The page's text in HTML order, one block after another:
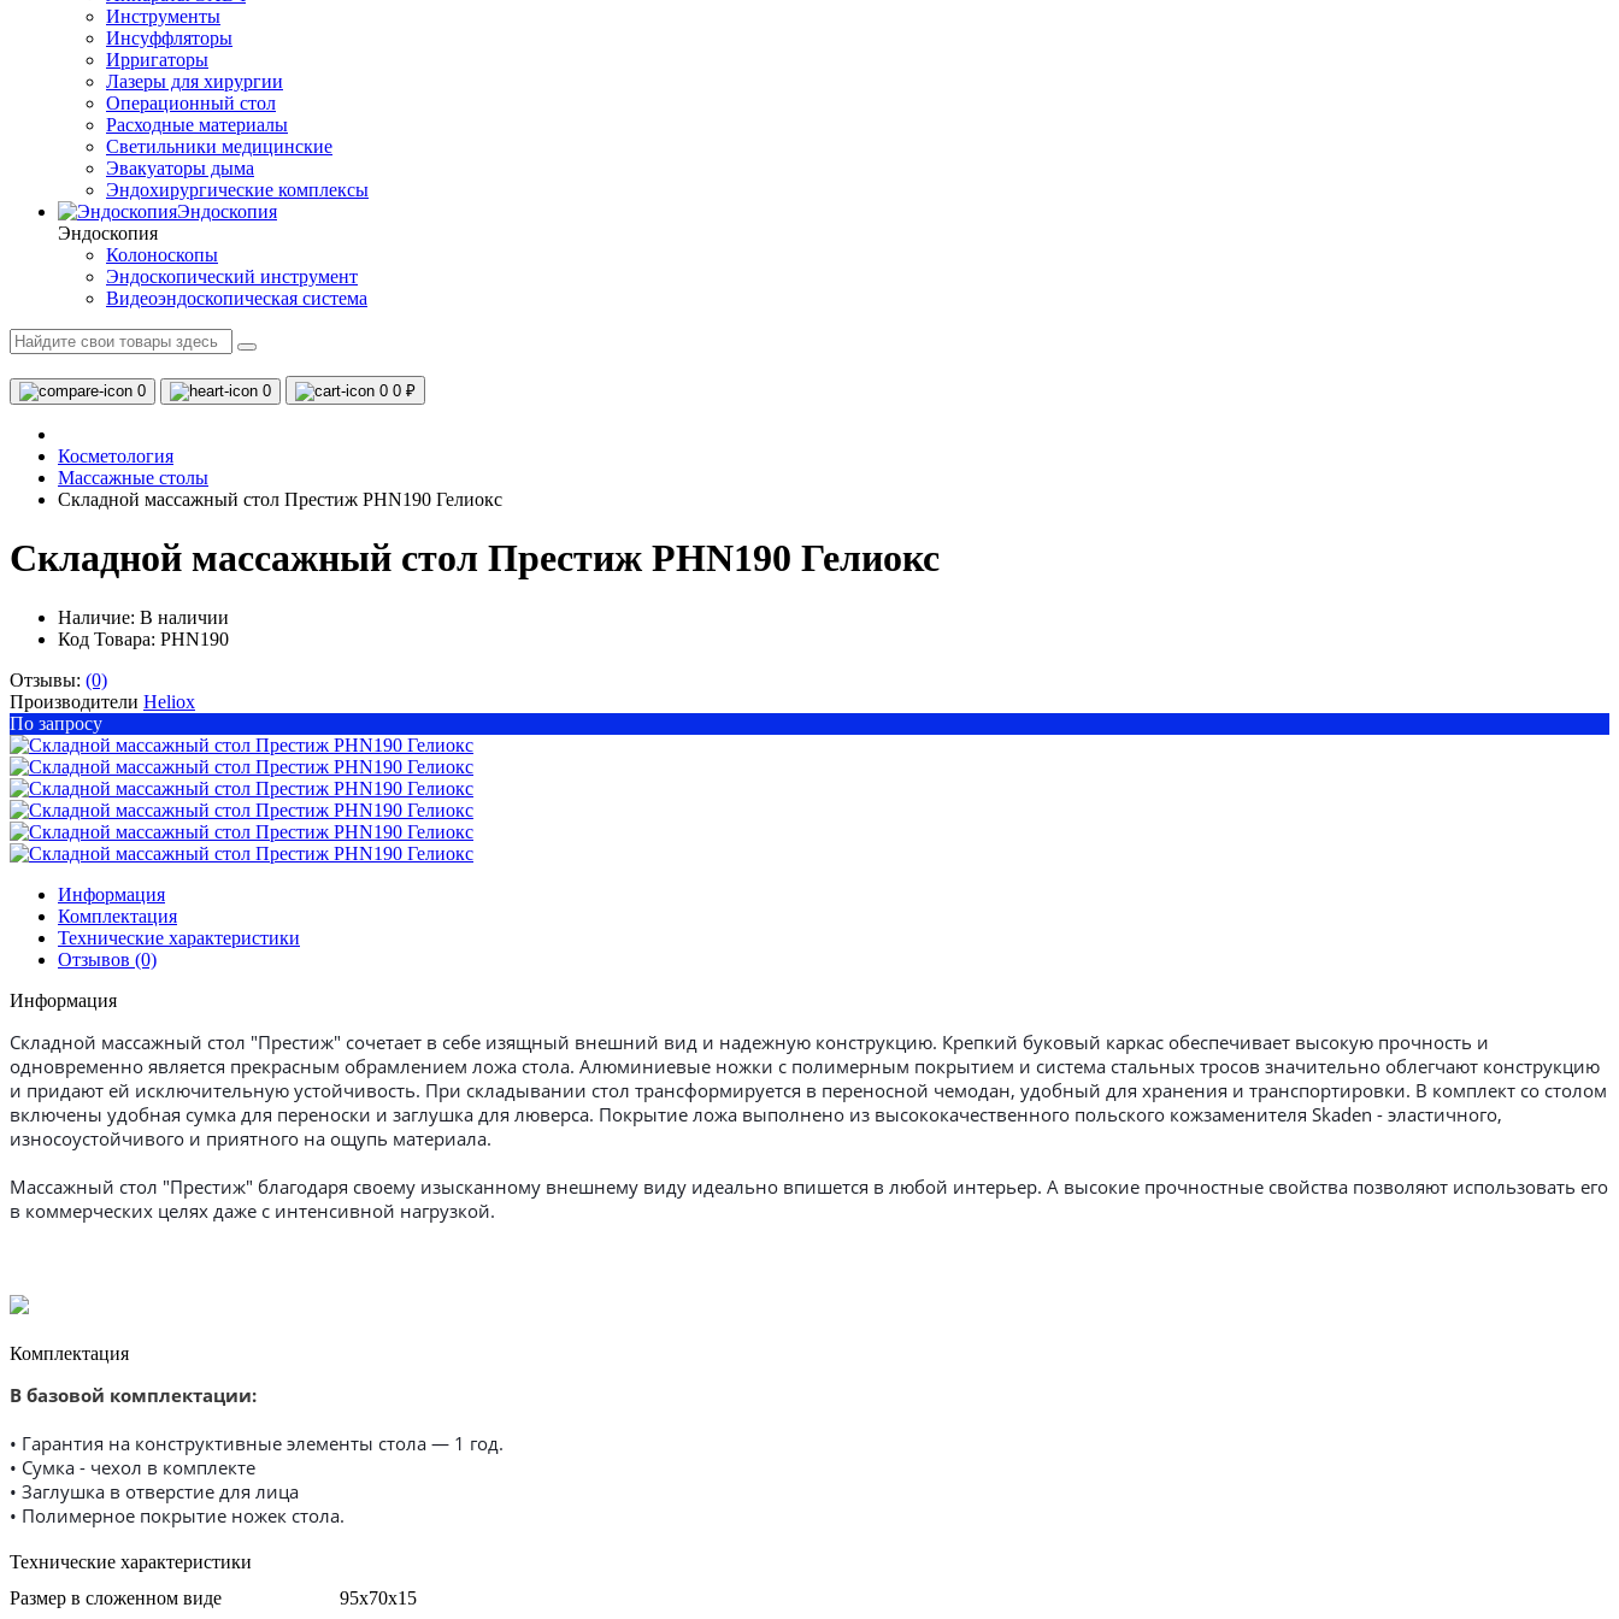
Инструменты
Инсуффляторы
Ирригаторы
Лазеры для хирургии
Операционный стол
Расходные материалы
Светильники медицинские
Эвакуаторы дыма
Эндохирургические комплексы
Эндоскопия
Эндоскопия
Колоноскопы
Эндоскопический инструмент
Видеоэндоскопическая система
0 0 0 0 ₽
Косметология
Массажные столы
Складной массажный стол Престиж PНN190 Гелиокс
Складной массажный стол Престиж PНN190 Гелиокс
Наличие: В наличии
Код Товара: PHN190
Отзывы: (0)
Производители Heliox
По запросу
Информация
Комплектация
Технические характеристики
Отзывов (0)
Информация
Складной массажный стол "Престиж" сочетает в себе изящный внешний вид и надежную конструкцию. Крепкий буковый каркас обеспечивает высокую прочность и
одновременно является прекрасным обрамлением ложа стола. Алюминиевые ножки с полимерным покрытием и система стальных тросов значительно облегчают конструкцию
и придают ей исключительную устойчивость. При складывании стол трансформируется в переносной чемодан, удобный для хранения и транспортировки. В комплект со столом
включены удобная сумка для переноски и заглушка для люверса. Покрытие ложа выполнено из высококачественного польского кожзаменителя Skaden - эластичного,
износоустойчивого и приятного на ощупь материала.
Массажный стол "Престиж" благодаря своему изысканному внешнему виду идеально впишется в любой интерьер. А высокие прочностные свойства позволяют использовать его
в коммерческих целях даже с интенсивной нагрузкой.
Комплектация
В базовой комплектации:
• Гарантия на конструктивные элементы стола — 1 год.
• Сумка - чехол в комплекте
• Заглушка в отверстие для лица
• Полимерное покрытие ножек стола.
Технические характеристики
Размер в сложенном виде
95х70х15